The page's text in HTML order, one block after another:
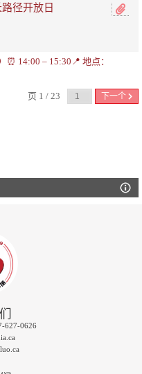
径开放日
14:00 – 15:30📍 地点：
页 1 / 23 下一个
0329 | 647-627-0626